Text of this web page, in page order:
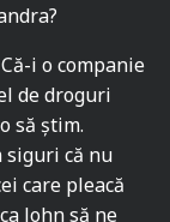
i o companie
de droguri
să știm.
siguri că nu
care pleacă
John să ne